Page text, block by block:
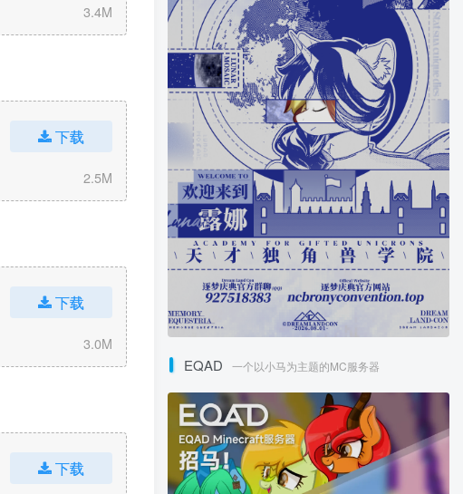
3.4M
下载
2.5M
下载
3.0M
下载
EQAD 一个以小马为主题的MC服务器